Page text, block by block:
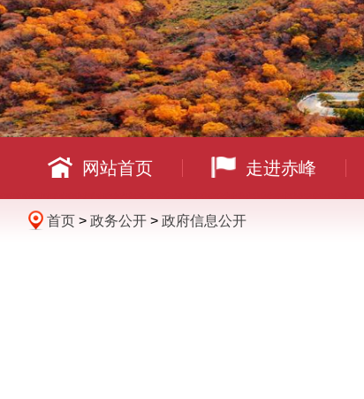
网站首页 走进赤峰
首页 > 政务公开 > 政府信息公开